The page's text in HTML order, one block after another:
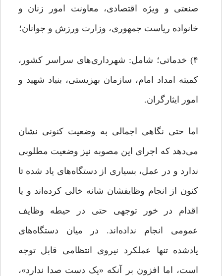
صنعتی و ویژه اقتصادی، معاونت امور زنان و
خانواده ریاست جمهوری، وزارت ورزش و جوانان؛
۴) خدماتی؛ شامل: شهرداری‌های سراسر کشور،
کمیته امداد امام، سازمان بهزیستی، بنیاد شهید و
امور ایثارگران.
اما حتی نگاهی اجمالی به وضعیت کنونی نشان
می‌دهد که اجرای این مصوبه نیز وضعیت مطلوبی
ندارد و در عمل، بسیاری از دستگاه‌های یاد شده تا
کنون از انجام وظایفشان‌ شانه خالی کرده‌اند و یا
اقدام در خور توجهی حتی در حیطه وظایف
عمومی انجام نداده‌اند. در میان دستگاه‌های
یادشده تنها عملکرد نیروی انتظامی قابل توجه
است، اما افزون بر آنکه «یک دست صدا ندارد»،